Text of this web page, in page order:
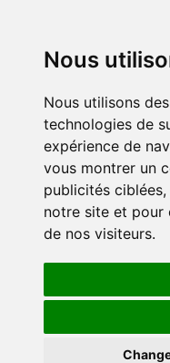
Nous
Nous utilisons
technologies de
expérience de
vous montrer un
publicités
notre site et pour
de nos visiteurs.